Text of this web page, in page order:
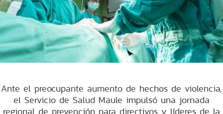
Ante el preocupante aumento de hechos de violencia,
el Servicio de Salud Maule impulsó una jornada
regional de prevención para directivos y líderes de la